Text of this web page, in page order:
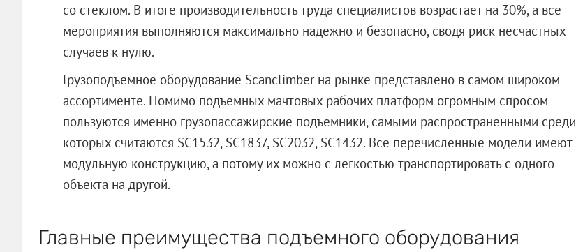
со стеклом. В итоге производительность труда специалистов возрастает на 30%, а все
мероприятия выполняются максимально надежно и безопасно, сводя риск несчастных
случаев к нулю.
Грузоподъемное оборудование Scanclimber на рынке представлено в самом широком
ассортименте. Помимо подъемных мачтовых рабочих платформ огромным спросом
пользуются именно грузопассажирские подъемники, самыми распространенными среди
которых считаются SC1532, SC1837, SC2032, SC1432. Все перечисленные модели имеют
модульную конструкцию, а потому их можно с легкостью транспортировать с одного
объекта на другой.
Главные преимущества подъемного оборудования